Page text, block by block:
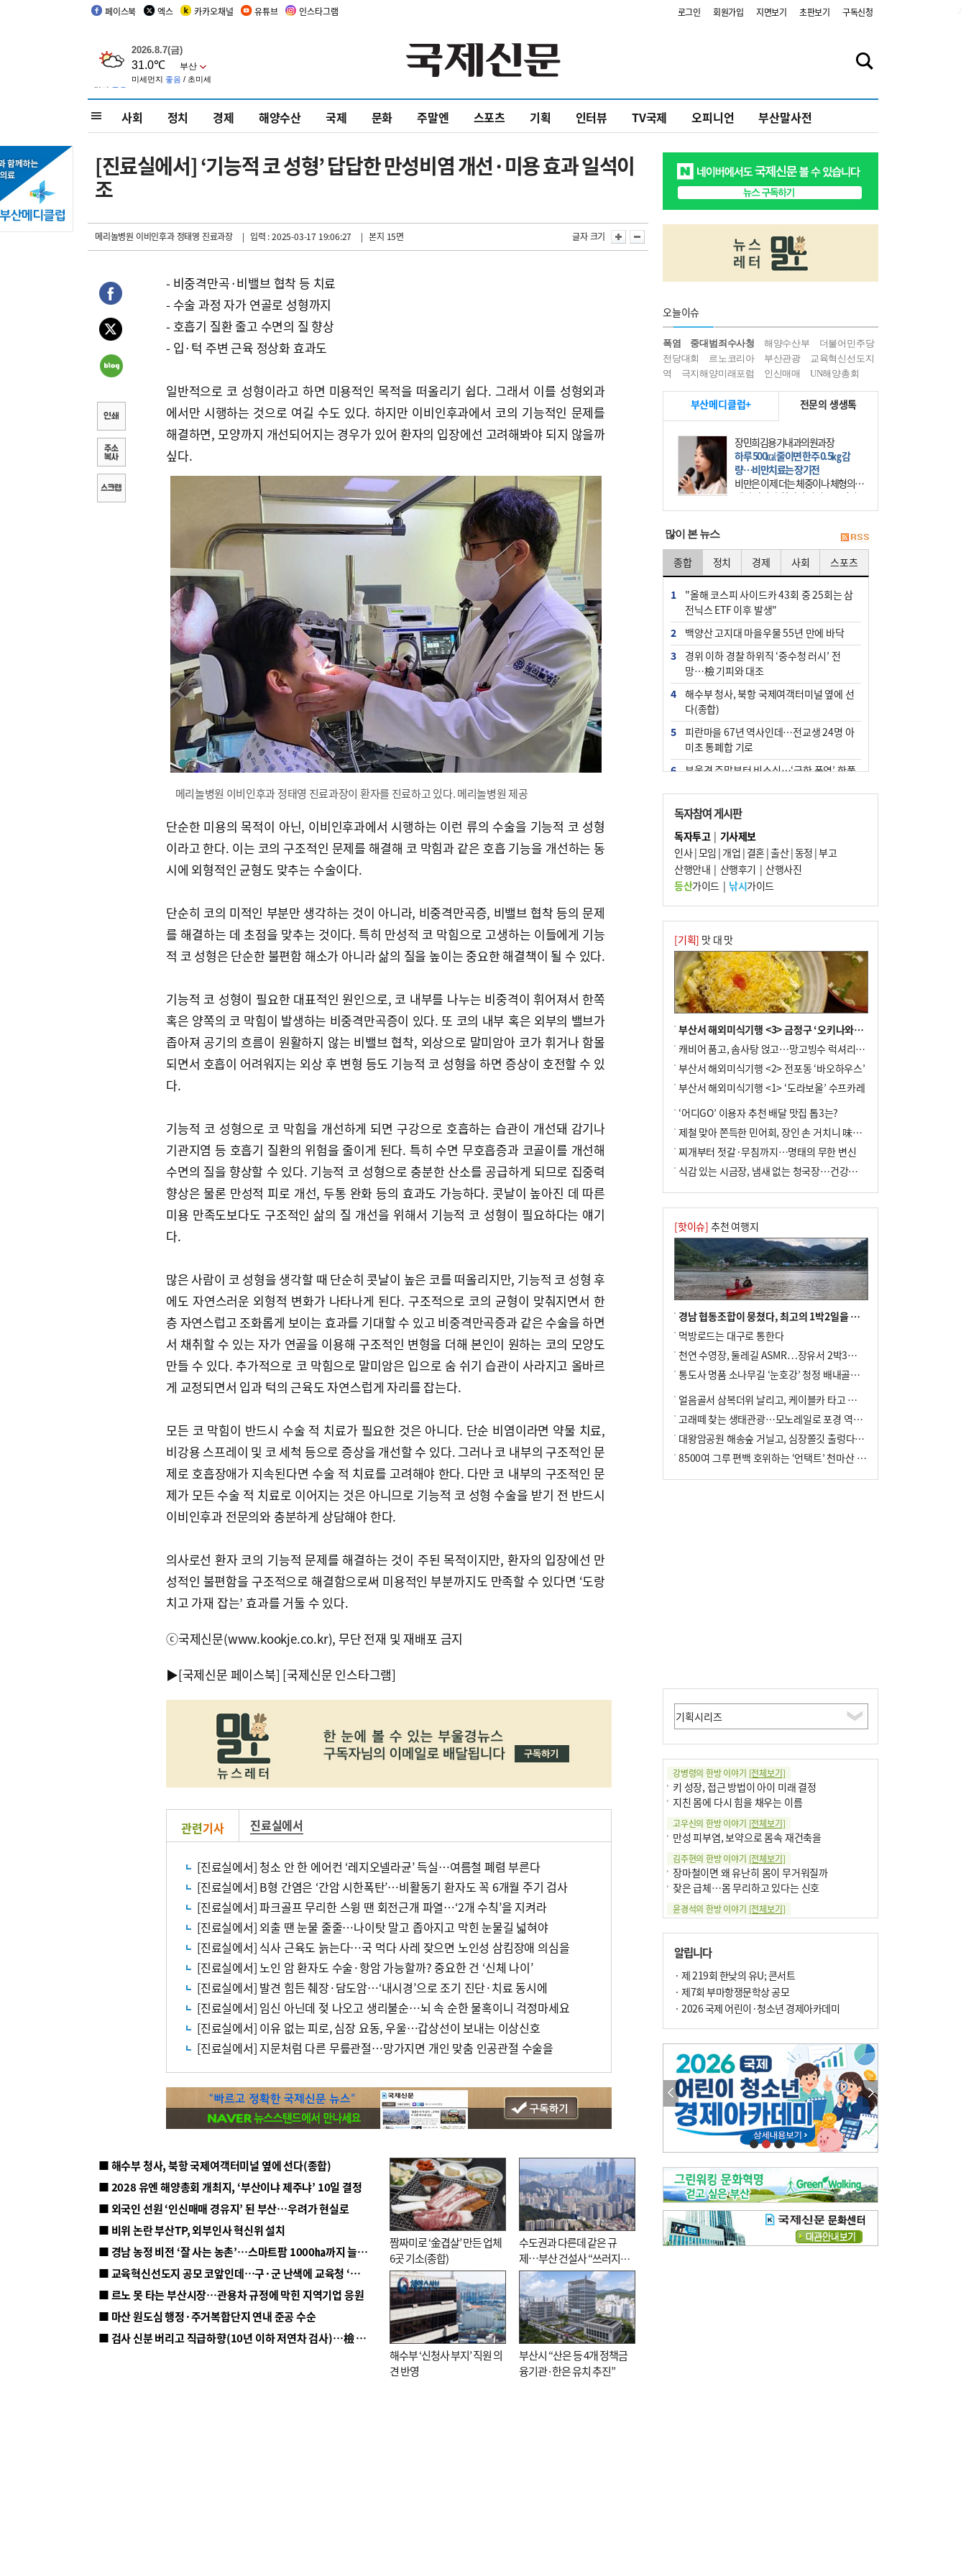
페이스북 엑스 카카오채널 유튜브 인스타그램 로그인 회원가입 지면보기 초판보기 구독신청
사회 정치 경제 해양수산 국제 문화 주말엔 스포츠 기획 인터뷰 TV국제 오피니언 부산말사전
[진료실에서] ‘기능적 코 성형’ 답답한 만성비염 개선·미용 효과 일석이
조
메리놀병원 이비인후과 정태영 진료과장 | 입력 : 2025-03-17 19:06:27 | 본지 15면 글자 크기
- 비중격만곡·비밸브 협착 등 치료
- 수술 과정 자가 연골로 성형까지
- 호흡기 질환 줄고 수면의 질 향상
- 입·턱 주변 근육 정상화 효과도
일반적으로 코 성형이라고 하면 미용적인 목적을 떠올리기 쉽다. 그래서 이를 성형외과
에서만 시행하는 것으로 여길 수도 있다. 하지만 이비인후과에서 코의 기능적인 문제를
해결하면, 모양까지 개선되어지는 경우가 있어 환자의 입장에선 고려해봐야 되지 않을까
싶다.
메리놀병원 이비인후과 정태영 진료과장이 환자를 진료하고 있다. 메리놀병원 제공
단순한 미용의 목적이 아닌, 이비인후과에서 시행하는 이런 류의 수술을 기능적 코 성형
이라고 한다. 이는 코의 구조적인 문제를 해결해 코 막힘과 같은 호흡 기능을 개선하는 동
시에 외형적인 균형도 맞추는 수술이다.
단순히 코의 미적인 부분만 생각하는 것이 아니라, 비중격만곡증, 비밸브 협착 등의 문제
를 해결하는 데 초점을 맞추는 것이다. 특히 만성적 코 막힘으로 고생하는 이들에게 기능
적 코 성형은 단순한 불편함 해소가 아니라 삶의 질을 높이는 중요한 해결책이 될 수 있다.
기능적 코 성형이 필요한 대표적인 원인으로, 코 내부를 나누는 비중격이 휘어져서 한쪽
혹은 양쪽의 코 막힘이 발생하는 비중격만곡증이 있다. 또 코의 내부 혹은 외부의 밸브가
좁아져 공기의 흐름이 원활하지 않는 비밸브 협착, 외상으로 말미암아 코가 휘거나 함몰
되면서 호흡이 어려워지는 외상 후 변형 등도 기능적 코 성형을 하면 증상이 호전할 수 있
다.
기능적 코 성형으로 코 막힘을 개선하게 되면 구강으로 호흡하는 습관이 개선돼 감기나
기관지염 등 호흡기 질환의 위험을 줄이게 된다. 특히 수면 무호흡증과 코골이를 개선해
수면의 질을 향상할 수 있다. 기능적 코 성형으로 충분한 산소를 공급하게 되므로 집중력
향상은 물론 만성적 피로 개선, 두통 완화 등의 효과도 가능하다. 콧날이 높아진 데 따른
미용 만족도보다도 구조적인 삶의 질 개선을 위해서 기능적 코 성형이 필요하다는 얘기
다.
많은 사람이 코 성형을 생각할 때 단순히 콧날이 높은 코를 떠올리지만, 기능적 코 성형 후
에도 자연스러운 외형적 변화가 나타나게 된다. 구조적으로 코의 균형이 맞춰지면서 한
층 자연스럽고 조화롭게 보이는 효과를 기대할 수 있고 비중격만곡증과 같은 수술을 하면
서 채취할 수 있는 자가 연골을 이용해 구조적인 변형을 더해 본인이 원하는 코의 모양도
만들 수 있다. 추가적으로 코 막힘으로 말미암은 입으로 숨 쉬기 습관이 사라지고 올바르
게 교정되면서 입과 턱의 근육도 자연스럽게 자리를 잡는다.
모든 코 막힘이 반드시 수술 적 치료가 필요한 것은 아니다. 단순 비염이라면 약물 치료,
비강용 스프레이 및 코 세척 등으로 증상을 개선할 수 있다. 그러나 코 내부의 구조적인 문
제로 호흡장애가 지속된다면 수술 적 치료를 고려해야 한다. 다만 코 내부의 구조적인 문
제가 모든 수술 적 치료로 이어지는 것은 아니므로 기능적 코 성형 수술을 받기 전 반드시
이비인후과 전문의와 충분하게 상담해야 한다.
의사로선 환자 코의 기능적 문제를 해결하는 것이 주된 목적이지만, 환자의 입장에선 만
성적인 불편함을 구조적으로 해결함으로써 미용적인 부분까지도 만족할 수 있다면 ‘도랑
치고 가재 잡는’ 효과를 거둘 수 있다.
ⓒ국제신문(www.kookje.co.kr), 무단 전재 및 재배포 금지
▶[국제신문 페이스북] [국제신문 인스타그램]
관련기사 진료실에서
[진료실에서] 청소 안 한 에어컨 ‘레지오넬라균’ 득실…여름철 폐렴 부른다
[진료실에서] B형 간염은 ‘간암 시한폭탄’…비활동기 환자도 꼭 6개월 주기 검사
[진료실에서] 파크골프 무리한 스윙 땐 회전근개 파열…‘2개 수칙’을 지켜라
[진료실에서] 외출 땐 눈물 줄줄…나이탓 말고 좁아지고 막힌 눈물길 넓혀야
[진료실에서] 식사 근육도 늙는다…국 먹다 사레 잦으면 노인성 삼킴장애 의심을
[진료실에서] 노인 암 환자도 수술·항암 가능할까? 중요한 건 ‘신체 나이’
[진료실에서] 발견 힘든 췌장·담도암…‘내시경’으로 조기 진단·치료 동시에
[진료실에서] 임신 아닌데 젖 나오고 생리불순…뇌 속 순한 물혹이니 걱정마세요
[진료실에서] 이유 없는 피로, 심장 요동, 우울…갑상선이 보내는 이상신호
[진료실에서] 지문처럼 다른 무릎관절…망가지면 개인 맞춤 인공관절 수술을
■ 해수부 청사, 북항 국제여객터미널 옆에 선다(종합)
■ 2028 유엔 해양총회 개최지, ‘부산이냐 제주냐’ 10일 결정
■ 외국인 선원 ‘인신매매 경유지’ 된 부산…우려가 현실로
■ 비위 논란 부산TP, 외부인사 혁신위 설치
■ 경남 농정 비전 ‘잘 사는 농촌’…스마트팜 1000㏊까지 늘린다
■ 교육혁신선도지 공모 코앞인데…구·군 난색에 교육청 ‘쩔쩔’
■ 르노 못 타는 부산시장…관용차 규정에 막힌 지역기업 응원
■ 마산 원도심 행정·주거복합단지 연내 준공 수순
■ 검사 신분 버리고 직급하향(10년 이하 저연차 검사)…檢 중수청행 기피
짬짜미로 ‘金겹살’ 만든 업체
6곳 기소(종합)
수도권과 다른데 같은 규
제…부산 건설사 “쓰러지기
직전”
해수부 ‘신청사 부지’ 직원 의
견 반영
부산시 “산은 등 4개 정책금
융기관·한은 유치 추진”
오늘이슈
폭염 중대범죄수사청 해양수산부
더불어민주당
전당대회
르노코리아 부산관광
교육혁신선도지
역
극지해양미래포럼 인신매매 UN해양총회
부산메디클럽+ 전문의 생생톡
장민희김용기내과의원과장
하루 500㎉ 줄이면 한주 0.5㎏ 감
량…비만치료는 장기전
비만은 이제 더는 체중이나 체형의 문
제가 아니다. 하나의 질병으로 인지
하고 치료와 관리를 해야 한다. 세계
많이 본 뉴스
종합 정치 경제 사회 스포츠
1
"올해 코스피 사이드카 43회 중 25회는 삼
전닉스 ETF 이후 발생"
2
백양산 고지대 마을우물 55년 만에 바닥
3
경위 이하 경찰 하위직 ‘중수청 러시’ 전
망…檢 기피와 대조
4
해수부 청사, 북항 국제여객터미널 옆에 선
다(종합)
5
피란마을 67년 역사인데…전교생 24명 아
미초 통폐합 기로
6
부울경 주말부터 비소식…‘극한 폭염’ 한풀
7
“낙동강권 삼락·을숙도·다대포 연결해 서
부산 관광 키우자”
8
오늘의 날씨- 2026년 8월 7일
9
외국인 선원 ‘인신매매 경유지’ 된 부산…
우려가 현실로
10 [사설] 해수부 신청사 북항으로 확정, 해양
수도 도약의 전환점
독자참여 게시판
독자투고| 기사제보
인사|모임 | 개업 | 결혼|출산|동정 |부고
산행안내 | 산행후기 | 산행사진
등산가이드| 낚시가이드
[기획] 맛 대 맛
부산서 해외미식기행 <3> 금정구 ‘오키나와키친’
캐비어 품고, 솜사탕 얹고…망고빙수 럭셔리한 진화
부산서 해외미식기행 <2> 전포동 ‘바오하우스’
부산서 해외미식기행 <1> ‘도라보울’ 수프카레
‘어디GO’ 이용자 추천 배달 맛집 톱3는?
제철 맞아 쫀득한 민어회, 장인 손 거치니 味친 한상
찌개부터 젓갈·무침까지…명태의 무한 변신
식감 있는 시금장, 냄새 없는 청국장…건강한 발효 밥상
[핫이슈] 추천 여행지
경남 협동조합이 뭉쳤다, 최고의 1박2일을 위해
먹방로드는 대구로 통한다
천연 수영장, 둘레길 ASMR…장유서 2박3일 소확행
통도사 명품 소나무길 ‘눈호강’ 청정 배내골서 더위 싹
얼음골서 삼복더위 날리고, 케이블카 타고 신선놀음
고래떼 찾는 생태관광…모노레일로 포경 역사여행
대왕암공원 해송숲 거닐고, 심장쫄깃 출렁다리 건너봐
8500여 그루 편백 호위하는 ‘언택트’ 천마산 산림욕장
강병령의 한방 이야기 [전체보기]
키 성장, 접근 방법이 아이 미래 결정
지친 몸에 다시 힘을 채우는 이름
고우신의 한방 이야기 [전체보기]
만성 피부염, 보약으로 몸속 재건축을
김주현의 한방 이야기 [전체보기]
장마철이면 왜 유난히 몸이 무거워질까
잦은 급체…몸 무리하고 있다는 신호
윤경석의 한방 이야기 [전체보기]
땀 멈추려 하지 말고 원인부터 찾아야
손 떨림, 늙음 증거일까 질병 신호일까
윤화정의 한방 이야기
냉기 직접 닿으면 ‘구안와사’ 위험
의료 다이제스트[전체보기]
환자경험평가 지역 1위·전국 2위 外
이유림의 한방 이야기[전체보기]
한방치료, 통증 관리의 새 해법
정영자 시민기자의 웰니스 [전체보기]
습한 여름…몸 깨우는 ‘순환 처방전’
자연·쉼에서 찾는 ‘웰니스 처방전’
조성우의 한방 이야기[전체보기]
봄의 설렘보다 먼저 내 몸의 달램
진료실에서[전체보기]
B형 간염은 ‘간암 시한폭탄’…비활동기 환자도 꼭 6개월 주기 검사
최수지의 한방 이야기 [전체보기]
‘생리 안 해서 편하다’는 위험한 착각
알립니다
· 제 219회 한낮의 유U; 콘서트
· 제7회 부마항쟁문학상 공모
· 2026 국제 어린이·청소년 경제아카데미